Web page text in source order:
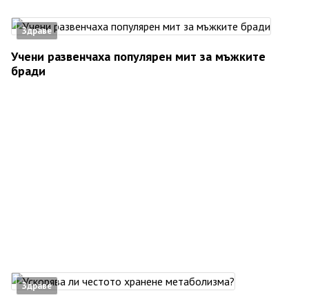
Здраве
Учени развенчаха популярен мит за мъжките
бради
Здраве